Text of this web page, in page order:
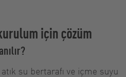
için çözüm
su bertarafı ve içme suyu